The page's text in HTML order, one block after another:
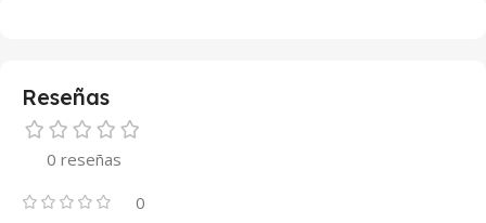
Reseñas
0 reseñas
0